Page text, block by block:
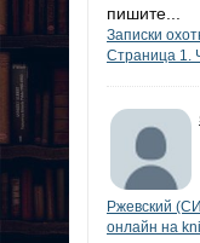
пишите...
Записки
Страница 1.
Ржевский
онлайн на